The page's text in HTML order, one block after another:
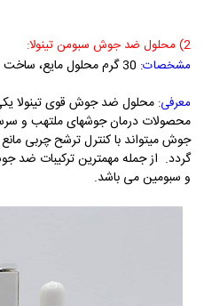
2) محلول ضد جوش سبومن تینولا:
مشخصات: 30 گرم محلول مایع، ساخت ایران
معرفی: محلول ضد جوش قوی تینولا
محصولات درمان جوشهای ملتهب و
جوش میتواند با کنترل ترشح چربی
گردد. از جمله مهمترین ترکیبات ضد
و سبومین می باشد.